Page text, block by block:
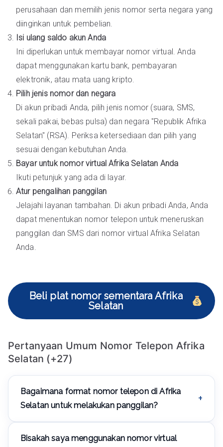
perusahaan dan memilih jenis nomor serta negara yang
diinginkan untuk pembelian.
Isi ulang saldo akun Anda
Ini diperlukan untuk membayar nomor virtual. Anda
dapat menggunakan kartu bank, pembayaran
elektronik, atau mata uang kripto.
Pilih jenis nomor dan negara
Di akun pribadi Anda, pilih jenis nomor (suara, SMS,
sekali pakai, bebas pulsa) dan negara "Republik Afrika
Selatan" (RSA). Periksa ketersediaan dan pilih yang
sesuai dengan kebutuhan Anda.
Bayar untuk nomor virtual Afrika Selatan Anda
Ikuti petunjuk yang ada di layar.
Atur pengalihan panggilan
Jelajahi layanan tambahan. Di akun pribadi Anda, Anda
dapat menentukan nomor telepon untuk meneruskan
panggilan dan SMS dari nomor virtual Afrika Selatan
Anda.
Beli plat nomor sementara Afrika
Selatan
Pertanyaan Umum Nomor Telepon Afrika
Selatan (+27)
Bagaimana format nomor telepon di Afrika
Selatan untuk melakukan panggilan?
adalah +27 XXX XXX XXX. Anda dapat memilih nomor
Bisakah saya menggunakan nomor virtual